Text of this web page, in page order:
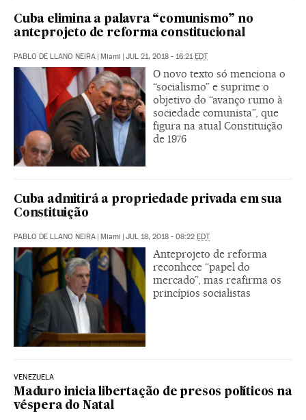
Cuba elimina a palavra “comunismo” no
anteprojeto de reforma constitucional
PABLO DE LLANO NEIRA Miami JUL 21, 2018 - 16:21 EDT
O novo texto só menciona o
“socialismo” e suprime o
objetivo do “avanço rumo à
sociedade comunista”, que
figura na atual Constituição
de 1976
Cuba admitirá a propriedade privada em sua
Constituição
PABLO DE LLANO NEIRA Miami JUL 18, 2018 - 08:22 EDT
Anteprojeto de reforma
reconhece “papel do
mercado”, mas reafirma os
princípios socialistas
VENEZUELA
Maduro inicia libertação de presos políticos na
véspera do Natal